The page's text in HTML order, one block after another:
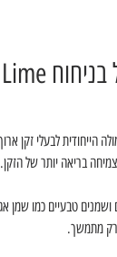
הייחודית לבעלי זקן
בריאה יותר של הזקן.
טבעיים כמו שמן
מתמשך.